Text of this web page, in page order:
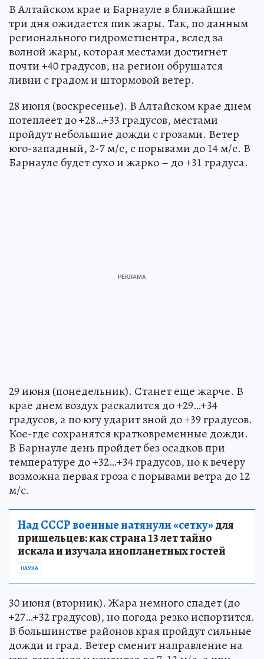
В Алтайском крае и Барнауле в ближайшие
три дня ожидается пик жары. Так, по данным
регионального гидрометцентра, вслед за
волной жары, которая местами достигнет
почти +40 градусов, на регион обрушатся
ливни с градом и штормовой ветер.
28 июня (воскресенье). В Алтайском крае днем
потеплеет до +28…+33 градусов, местами
пройдут небольшие дожди с грозами. Ветер
юго-западный, 2-7 м/с, с порывами до 14 м/с. В
Барнауле будет сухо и жарко – до +31 градуса.
29 июня (понедельник). Станет еще жарче. В
крае днем воздух раскалится до +29…+34
градусов, а по югу ударит зной до +39 градусов.
Кое-где сохранятся кратковременные дожди.
В Барнауле день пройдет без осадков при
температуре до +32…+34 градусов, но к вечеру
возможна первая гроза с порывами ветра до 12
м/с.
Над СССР военные натянули «сетку»для
пришельцев: как страна 13 лет тайно
искала и изучала инопланетных гостей
НАУКА
30 июня (вторник). Жара немного спадет (до
+27…+32 градусов), но погода резко испортится.
В большинстве районов края пройдут сильные
дожди и град. Ветер сменит направление на